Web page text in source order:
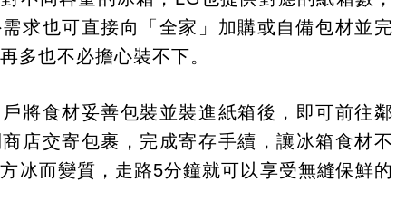
求也可直接向「全家」加購或自備包材並完
多也不必擔心裝不下。
將食材妥善包裝並裝進紙箱後，即可前往鄰
店交寄包裹，完成寄存手續，讓冰箱食材不
冰而變質，走路5分鐘就可以享受無縫保鮮的